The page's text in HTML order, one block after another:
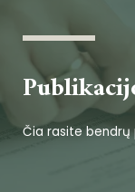
Čia rasite bendrų